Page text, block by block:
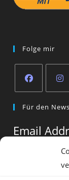
Folge mir
in
new
in
new
Für den
Email